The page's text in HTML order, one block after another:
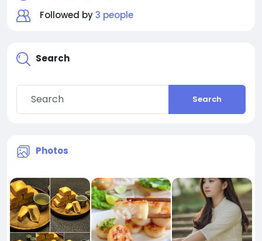
Followed by3 people
Search
Search
Photos